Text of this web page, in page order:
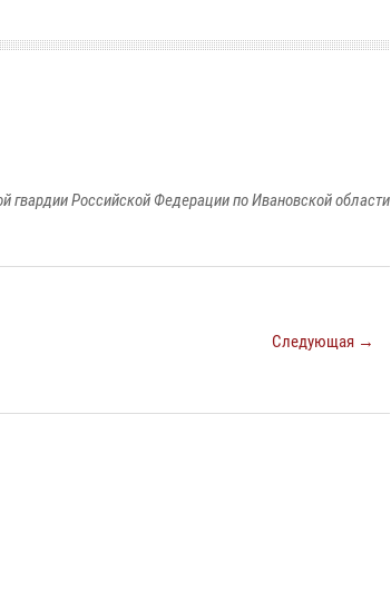
Российской Федерации по Ивановской области
Следующая →